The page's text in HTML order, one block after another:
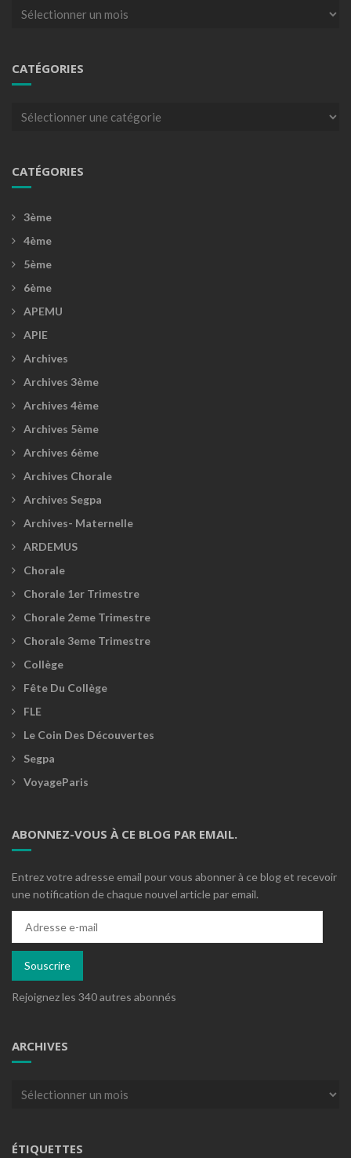
Archives
CATÉGORIES
Catégories
CATÉGORIES
3ème
4ème
5ème
6ème
APEMU
APIE
Archives
Archives 3ème
Archives 4ème
Archives 5ème
Archives 6ème
Archives Chorale
Archives Segpa
Archives- Maternelle
ARDEMUS
Chorale
Chorale 1er Trimestre
Chorale 2eme Trimestre
Chorale 3eme Trimestre
Collège
Fête Du Collège
FLE
Le Coin Des Découvertes
Segpa
VoyageParis
ABONNEZ-VOUS À CE BLOG PAR EMAIL.
Entrez votre adresse email pour vous abonner à ce blog et recevoir
une notification de chaque nouvel article par email.
mail
Souscrire
Rejoignez les 340 autres abonnés
ARCHIVES
Archives
ÉTIQUETTES